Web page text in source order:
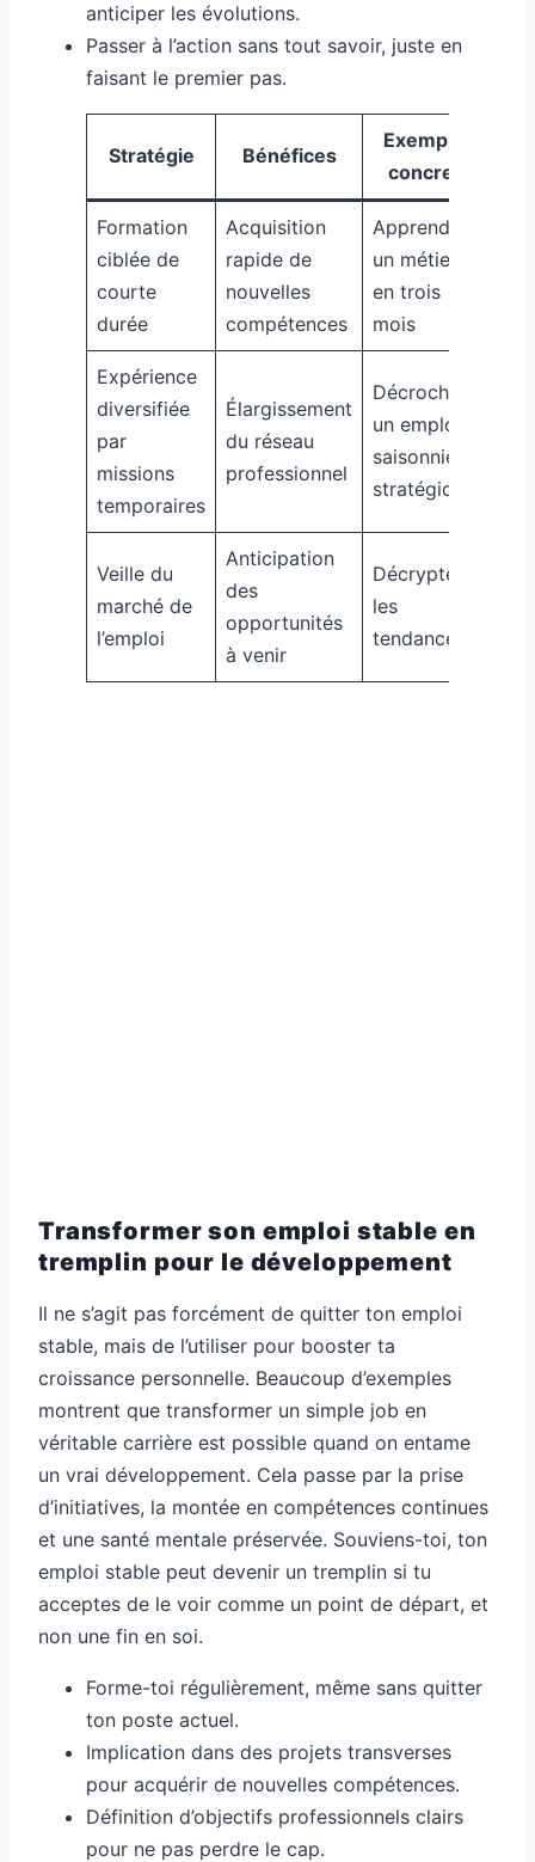
anticiper les évolutions.
Passer à l’action sans tout savoir, juste en
faisant le premier pas.
Stratégie Bénéfices
Exemple
concret
Formation
ciblée de
courte
durée
Acquisition
rapide de
nouvelles
compétences
Apprendre
un métier
en trois
mois
Expérience
diversifiée
par
missions
temporaires
Élargissement
du réseau
professionnel
Décrocher
un emploi
saisonnier
stratégique
Veille du
marché de
l’emploi
Anticipation
des
opportunités
à venir
Décrypter
les
tendances
Transformer son emploi stable en
tremplin pour le développement
Il ne s’agit pas forcément de quitter ton emploi
stable, mais de l’utiliser pour booster ta
croissance personnelle. Beaucoup d’exemples
montrent que transformer un simple job en
véritable carrière est possible quand on entame
un vrai développement. Cela passe par la prise
d’initiatives, la montée en compétences continues
et une santé mentale préservée. Souviens-toi, ton
emploi stable peut devenir un tremplin si tu
acceptes de le voir comme un point de départ, et
non une fin en soi.
Forme-toi régulièrement, même sans quitter
ton poste actuel.
Implication dans des projets transverses
pour acquérir de nouvelles compétences.
Définition d’objectifs professionnels clairs
pour ne pas perdre le cap.